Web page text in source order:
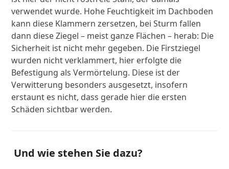
verwendet wurde. Hohe Feuchtigkeit im Dachboden
kann diese Klammern zersetzen, bei Sturm fallen
dann diese Ziegel – meist ganze Flächen – herab: Die
Sicherheit ist nicht mehr gegeben. Die Firstziegel
wurden nicht verklammert, hier erfolgte die
Befestigung als Vermörtelung. Diese ist der
Verwitterung besonders ausgesetzt, insofern
erstaunt es nicht, dass gerade hier die ersten
Schäden sichtbar werden.
Und wie stehen Sie dazu?